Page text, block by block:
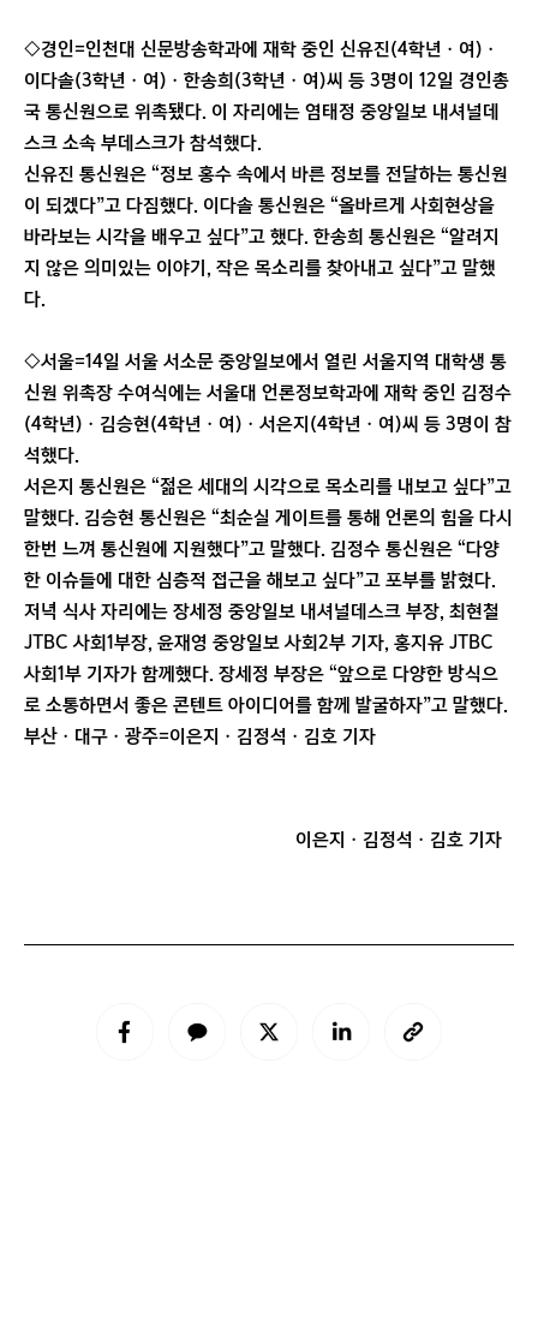
◇경인=인천대 신문방송학과에 재학 중인 신유진(4학년ㆍ여)ㆍ
이다솔(3학년ㆍ여)ㆍ한송희(3학년ㆍ여)씨 등 3명이 12일 경인총
국 통신원으로 위촉됐다. 이 자리에는 염태정 중앙일보 내셔널데
스크 소속 부데스크가 참석했다.
신유진 통신원은 “정보 홍수 속에서 바른 정보를 전달하는 통신원
이 되겠다”고 다짐했다. 이다솔 통신원은 “올바르게 사회현상을
바라보는 시각을 배우고 싶다”고 했다. 한송희 통신원은 “알려지
지 않은 의미있는 이야기, 작은 목소리를 찾아내고 싶다”고 말했
다.
◇서울=14일 서울 서소문 중앙일보에서 열린 서울지역 대학생 통
신원 위촉장 수여식에는 서울대 언론정보학과에 재학 중인 김정수
(4학년)ㆍ김승현(4학년ㆍ여)ㆍ서은지(4학년ㆍ여)씨 등 3명이 참
석했다.
서은지 통신원은 “젊은 세대의 시각으로 목소리를 내보고 싶다”고
말했다. 김승현 통신원은 “최순실 게이트를 통해 언론의 힘을 다시
한번 느껴 통신원에 지원했다”고 말했다. 김정수 통신원은 “다양
한 이슈들에 대한 심층적 접근을 해보고 싶다”고 포부를 밝혔다.
저녁 식사 자리에는 장세정 중앙일보 내셔널데스크 부장, 최현철
JTBC 사회1부장, 윤재영 중앙일보 사회2부 기자, 홍지유 JTBC
사회1부 기자가 함께했다. 장세정 부장은 “앞으로 다양한 방식으
로 소통하면서 좋은 콘텐트 아이디어를 함께 발굴하자”고 말했다.
부산ㆍ대구ㆍ광주=이은지ㆍ김정석ㆍ김호 기자
이은지ㆍ김정석ㆍ김호 기자